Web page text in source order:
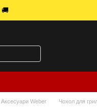
🚚
Аксесуари Weber Чохол для